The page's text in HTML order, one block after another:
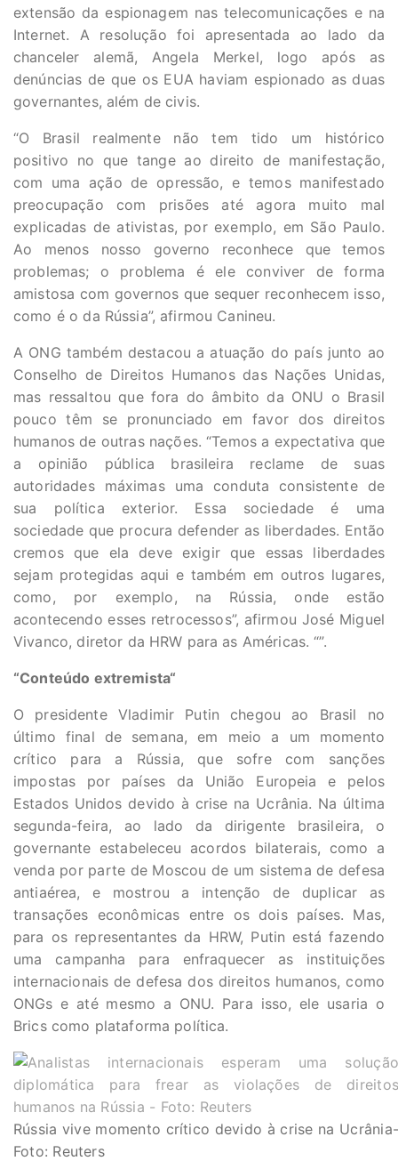
extensão da espionagem nas telecomunicações e na
Internet. A resolução foi apresentada ao lado da
chanceler alemã, Angela Merkel, logo após as
denúncias de que os EUA haviam espionado as duas
governantes, além de civis.
“O Brasil realmente não tem tido um histórico
positivo no que tange ao direito de manifestação,
com uma ação de opressão, e temos manifestado
preocupação com prisões até agora muito mal
explicadas de ativistas, por exemplo, em São Paulo.
Ao menos nosso governo reconhece que temos
problemas; o problema é ele conviver de forma
amistosa com governos que sequer reconhecem isso,
como é o da Rússia”, afirmou Canineu.
A ONG também destacou a atuação do país junto ao
Conselho de Direitos Humanos das Nações Unidas,
mas ressaltou que fora do âmbito da ONU o Brasil
pouco têm se pronunciado em favor dos direitos
humanos de outras nações. “Temos a expectativa que
a opinião pública brasileira reclame de suas
autoridades máximas uma conduta consistente de
sua política exterior. Essa sociedade é uma
sociedade que procura defender as liberdades. Então
cremos que ela deve exigir que essas liberdades
sejam protegidas aqui e também em outros lugares,
como, por exemplo, na Rússia, onde estão
acontecendo esses retrocessos”, afirmou José Miguel
Vivanco, diretor da HRW para as Américas. “”.
“Conteúdo extremista“
O presidente Vladimir Putin chegou ao Brasil no
último final de semana, em meio a um momento
crítico para a Rússia, que sofre com sanções
impostas por países da União Europeia e pelos
Estados Unidos devido à crise na Ucrânia. Na última
segunda-feira, ao lado da dirigente brasileira, o
governante estabeleceu acordos bilaterais, como a
venda por parte de Moscou de um sistema de defesa
antiaérea, e mostrou a intenção de duplicar as
transações econômicas entre os dois países. Mas,
para os representantes da HRW, Putin está fazendo
uma campanha para enfraquecer as instituições
internacionais de defesa dos direitos humanos, como
ONGs e até mesmo a ONU. Para isso, ele usaria o
Brics como plataforma política.
Rússia vive momento crítico devido à crise na Ucrânia-
Foto: Reuters